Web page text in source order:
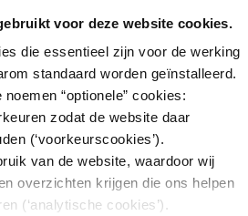
voor deze website cookies.
die essentieel zijn voor de werking
standaard worden geïnstalleerd.
“optionele” cookies:
zodat de website daar
(‘voorkeurscookies’).
van de website, waardoor wij
overzichten krijgen die ons helpen
(‘analytische cookies’).
beschikbaar worden gehouden
Banken zijn niet verplicht
leveren; doorgaans volstaan
andere bewijsdocumenten met
vennootschap, het
en de datum van